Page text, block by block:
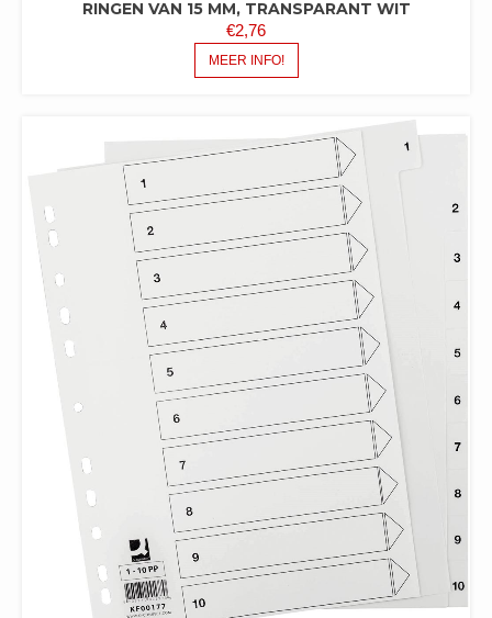
RINGEN VAN 15 MM, TRANSPARANT WIT
€2,76
MEER INFO!